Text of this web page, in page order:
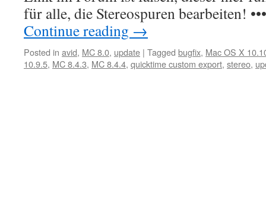
für alle, die Stereospuren bearbeiten!
Continue reading →
Posted in avid, MC 8.0, update | Tagged bugfix, Mac OS X
10.9.5, MC 8.4.3, MC 8.4.4, quicktime custom export, stereo,